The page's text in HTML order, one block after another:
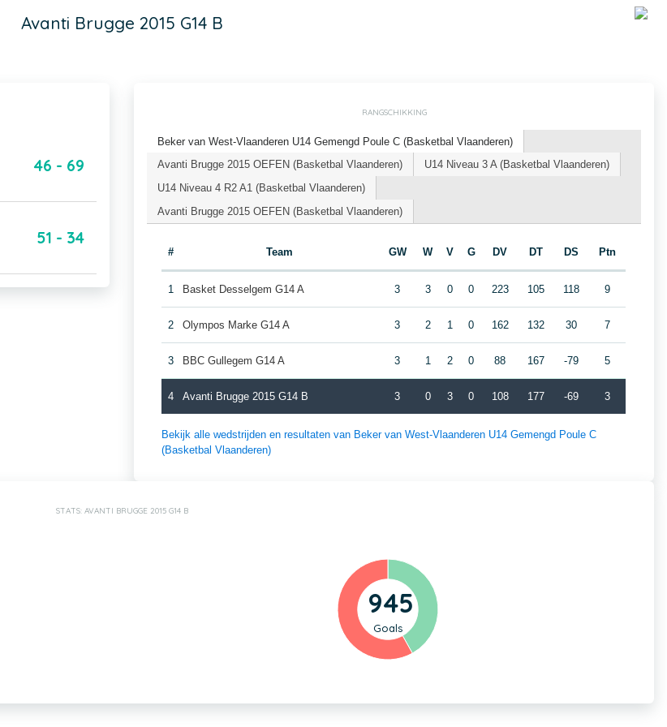
Avanti Brugge 2015 G14 B
46 - 69
51 - 34
RANGSCHIKKING
Beker van West-Vlaanderen U14 Gemengd Poule C (Basketbal Vlaanderen)
Avanti Brugge 2015 OEFEN (Basketbal Vlaanderen)
U14 Niveau 3 A (Basketbal Vlaanderen)
U14 Niveau 4 R2 A1 (Basketbal Vlaanderen)
Avanti Brugge 2015 OEFEN (Basketbal Vlaanderen)
# Team GW W V G DV DT DS Ptn
1 Basket Desselgem G14 A 3 3 0 0 223 105 118 9
2 Olympos Marke G14 A 3 2 1 0 162 132 30 7
3 BBC Gullegem G14 A 3 1 2 0 88 167 -79 5
4 Avanti Brugge 2015 G14 B 3 0 3 0 108 177 -69 3
Bekijk alle wedstrijden en resultaten van Beker van West-Vlaanderen U14 Gemengd Poule C
(Basketbal Vlaanderen)
STATS: AVANTI BRUGGE 2015 G14 B
945
Goals